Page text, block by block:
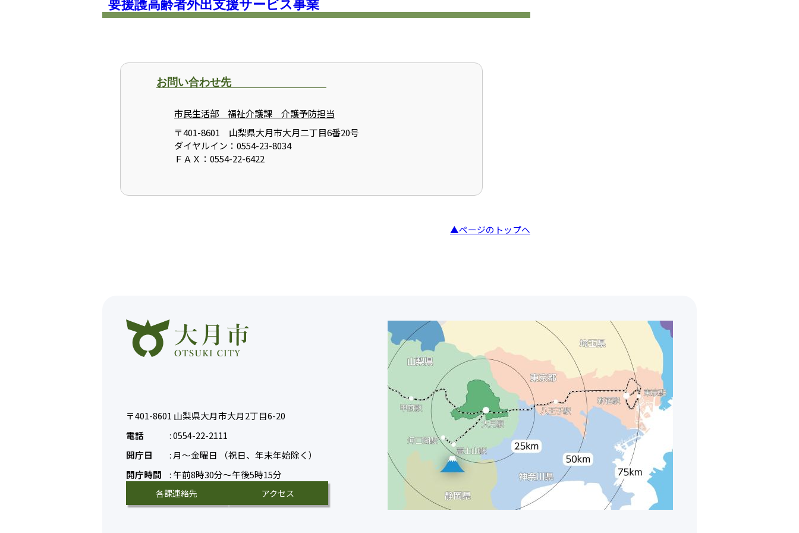
要援護高齢者外出支援サービス事業
お問い合わせ先
市民生活部 福祉介護課 介護予防担当
〒401-8601 山梨県大月市大月二丁目6番20号
ダイヤルイン：0554-23-8034
ＦＡＸ：0554-22-6422
▲ページのトップへ
〒401-8601 山梨県大月市大月2丁目6-20
電話
:0554-22-2111
開庁日
: 月～金曜日
（祝日、年末年始除く）
開庁時間
:午前8時30分～午後5時15分
各課連絡先 アクセス